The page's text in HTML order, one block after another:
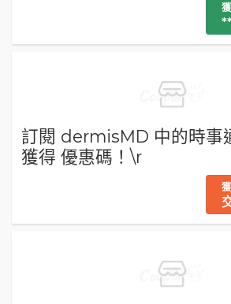
訂閱 dermisMD 中的時事
獲得 優惠碼！\r